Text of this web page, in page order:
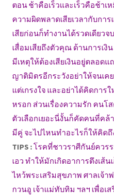
ตอน ช้าคือเร็วและเร็วคือช้าเ
ความผิดพลาดเสียเวลากับกา
เสียก่อนก็ทำงานได้รวดเดียว
เสื่อมเสียถึงตัวคุณ ด้านการเงิ
มีเหตุให้ต้องเสียเงินอยู่ตลอด
ญาติมิตรอีกระวังอย่าให้จนเค
แต่เกรงใจ และอย่าได้คิดการ
หรอก ส่วนเรื่องความรัก คนโ
ตัวเลือกเยอะนี่งั้นก็คัดคนที่ค
มีคู่ จะไปไหนทำอะไรก็ให้คิด
TIPS :โรคที่ชาวราศีกันย์ควร
เอว ทำให้มักเกิดอาการตึงเส้
ไหว้พระเสริมสุขภาพ ศาลเจ้าพ่
กวนอู เจ้าแม่ทับทิม ฯลฯ เพื่อเ